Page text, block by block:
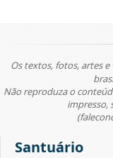
Os textos, fotos, artes
Não reproduza o
impresso,
Santuário